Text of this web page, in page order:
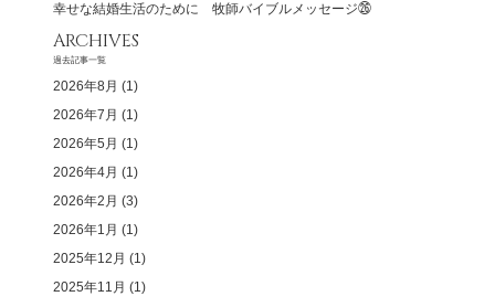
幸せな結婚生活のために 牧師バイブルメッセージ㉖
ARCHIVES
過去記事一覧
2026年8月 (1)
2026年7月 (1)
2026年5月 (1)
2026年4月 (1)
2026年2月 (3)
2026年1月 (1)
2025年12月 (1)
2025年11月 (1)